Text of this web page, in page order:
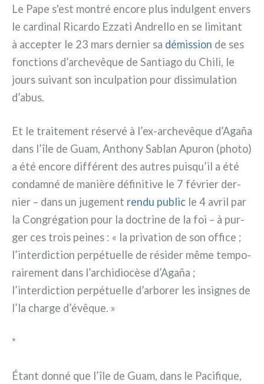
Le Pape s'est mon­tré enco­re plus indul­gent envers
le car­di­nal Ricardo Ezzati Andrello en se limi­tant
à accep­ter le 23 mars der­nier sa démis­sion de ses
fonc­tions d’archevêque de Santiago du Chili, le
jours sui­vant son incul­pa­tion pour dis­si­mu­la­tion
d’abus.
Et le trai­te­ment réser­vé à l’ex-archevêque d’Agaña
dans l’île de Guam, Anthony Sablan Apuron (pho­to)
a été enco­re dif­fé­rent des autres puisqu’il a été
con­dam­né de maniè­re défi­ni­ti­ve le 7 février der­
nier – dans un juge­ment ren­du public le 4 avril par
la Congrégation pour la doc­tri­ne de la foi – à pur­
ger ces trois pei­nes : « la pri­va­tion de son offi­ce ;
l’interdiction per­pé­tuel­le de rési­der même tem­po­
rai­re­ment dans l’archidiocèse d’Agaña ;
l’interdiction per­pé­tuel­le d’arborer les insi­gnes de
l’la char­ge d’évêque. »
*
Étant don­né que l’île de Guam, dans le Pacifique,